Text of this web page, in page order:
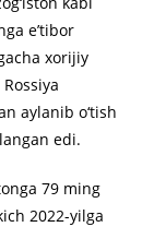
e’tibor
xorijiy
aylanib o‘tish
edi.
79 ming
2022-yilga